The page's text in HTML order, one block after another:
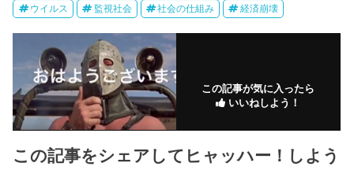
ウイルス 監視社会 社会の仕組み 経済崩壊
この記事が気に入ったら
いいねしよう！
この記事をシェアしてヒャッハー！しよう